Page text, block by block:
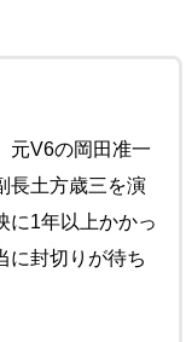
元V6の岡田准一
長土方歳三を演
に1年以上かかっ
に封切りが待ち